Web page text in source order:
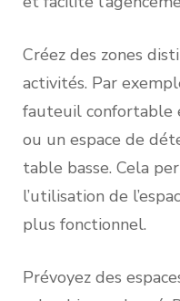
Créez des zones
activités. Par
fauteuil confortable
ou un espace de
table basse. Cela
l’utilisation de
plus fonctionnel.
Prévoyez des